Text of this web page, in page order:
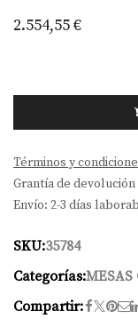
2.554,55€
Términos y
Grantía de devolución
Envío: 2-3 días
SKU:35784
Categorías:MESAS
Compartir: